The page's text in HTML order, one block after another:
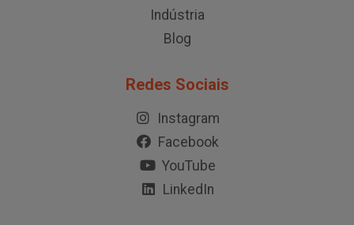
Indústria
Blog
Redes Sociais
Instagram
Facebook
YouTube
LinkedIn